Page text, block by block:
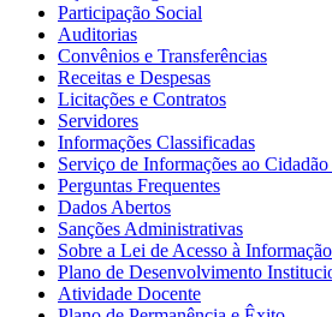
Participação Social
Auditorias
Convênios e Transferências
Receitas e Despesas
Licitações e Contratos
Servidores
Informações Classificadas
Serviço de Informações ao
Perguntas Frequentes
Dados Abertos
Sanções Administrativas
Sobre a Lei de Acesso à Informação
Plano de Desenvolvimento
Atividade Docente